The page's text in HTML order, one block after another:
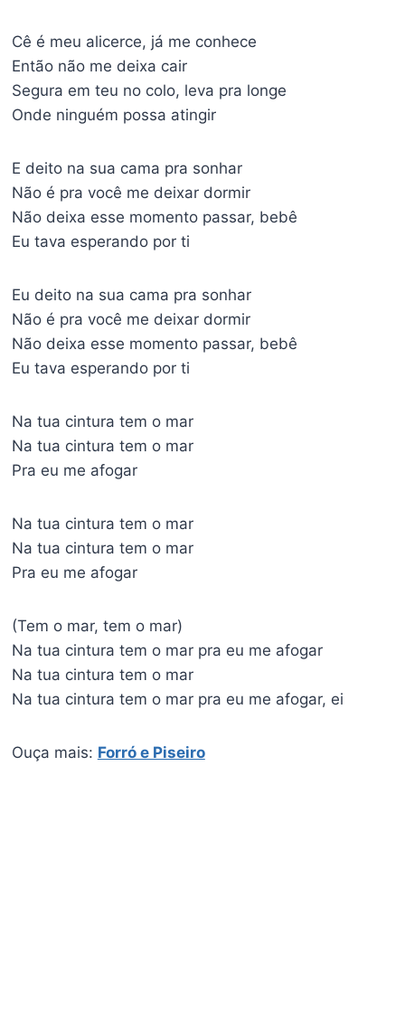
Cê é meu alicerce, já me conhece
Então não me deixa cair
Segura em teu no colo, leva pra longe
Onde ninguém possa atingir
E deito na sua cama pra sonhar
Não é pra você me deixar dormir
Não deixa esse momento passar, bebê
Eu tava esperando por ti
Eu deito na sua cama pra sonhar
Não é pra você me deixar dormir
Não deixa esse momento passar, bebê
Eu tava esperando por ti
Na tua cintura tem o mar
Na tua cintura tem o mar
Pra eu me afogar
Na tua cintura tem o mar
Na tua cintura tem o mar
Pra eu me afogar
(Tem o mar, tem o mar)
Na tua cintura tem o mar pra eu me afogar
Na tua cintura tem o mar
Na tua cintura tem o mar pra eu me afogar, ei
Ouça mais: Forró e Piseiro